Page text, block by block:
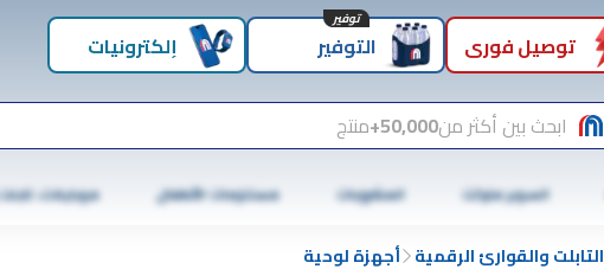
توصيل فوري التوفير
توفير
إلكترونيات
ابحث بين أكثر من50,000+ منتج
السوبر ماركت المشروبات مستلزمات الأطفال موبايلات،
التابلت والقوارئ الرقمية أجهزة لوحية